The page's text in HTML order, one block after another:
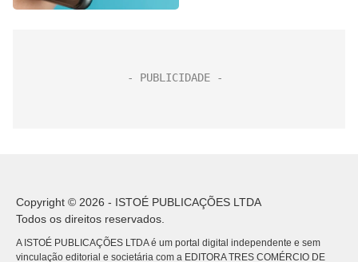
Copyright © 2026 - ISTOÉ PUBLICAÇÕES LTDA
Todos os direitos reservados.
A ISTOÉ PUBLICAÇÕES LTDA é um portal digital independente e sem
vinculação editorial e societária com a EDITORA TRES COMÉRCIO DE